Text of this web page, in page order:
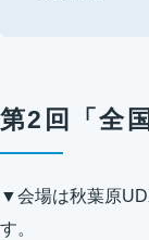
第2回「全
▼会場は秋葉原
す。